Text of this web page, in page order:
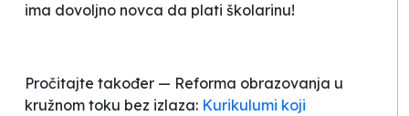
ima dovoljno novca da plati školarinu!
Pročitajte također — Reforma obrazovanja u
kružnom toku bez izlaza: Kurikulumi koji